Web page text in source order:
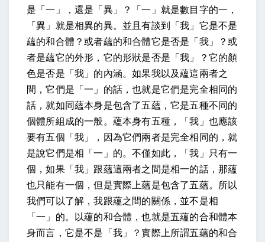
是「一」，還是「異」？「一」就是數目字的一，
「異」就是相異的異。並且有談到「我」它是不是
蘊的和合體？或者蘊的和合體它是否是「我」？或
者是蘊它的外形，它的形狀是否是「我」？它的顏
色是否是「我」的內涵。如果我以及蘊這兩者之
間，它們是「一」的話，也就是它們是完全相同的
話，就如同蘊本身是包含了五蘊，它是五種不同的
個體所組成的一般。蘊本身有五種，「我」也應該
要有五個「我」，因為它們兩者是完全相同的，就
是說它們是相「一」的。不僅如此，「我」只有一
個，如果「我」跟蘊這兩者之間是相一的話，那蘊
也只能有一個，但是實際上蘊是包含了五蘊。所以
我們可以了解，我跟蘊之間的關係，並不是相
「一」的。以蘊的和合體，也就是五蘊的合和體本
身而言，它是不是「我」？實際上所謂五蘊的和合